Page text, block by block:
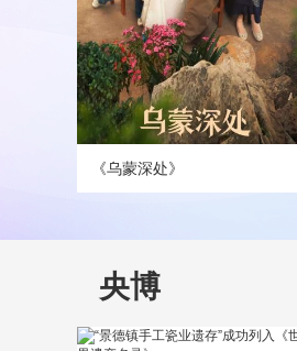
《乌蒙深处》
央博